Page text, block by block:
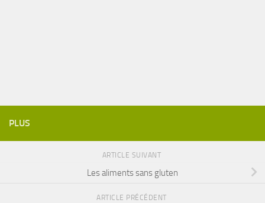
PLUS
ARTICLE SUIVANT
Les aliments sans gluten
ARTICLE PRÉCÉDENT